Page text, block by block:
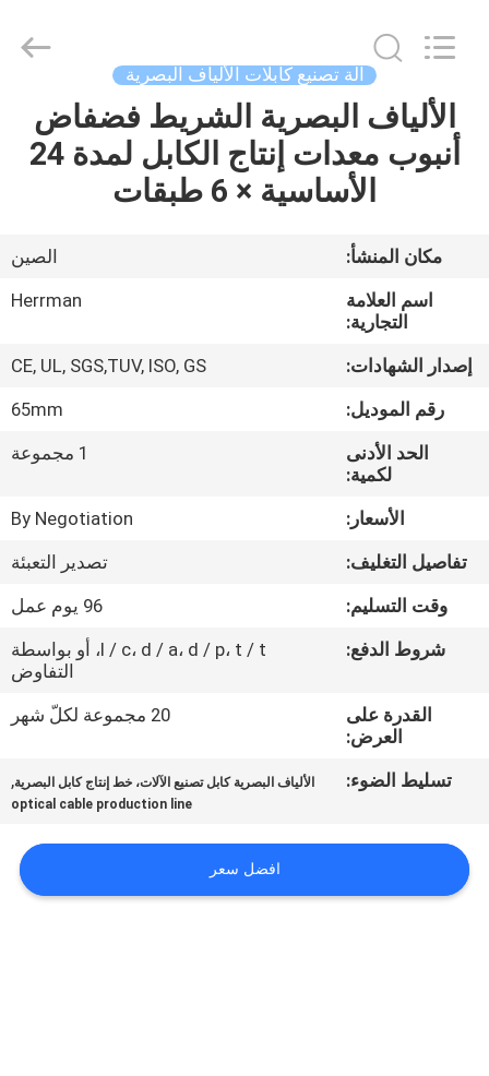
مسكن
معلومات
جولة
المعمل
مراقبة
الجودة
اتصل
أخبار
اطلب
خريطة
Machinery
Co.,ltd.
Reserved.
Developed
آلة تصنيع كابلات الألياف البصرية
الألياف البصرية الشريط فضفاض
أنبوب معدات إنتاج الكابل لمدة 24
الأساسية × 6 طبقات
مكان المنشأ:
الصين
اسم العلامة
التجارية:
Herrman
إصدار الشهادات:
CE, UL, SGS,TUV, ISO, GS
رقم الموديل:
65mm
الحد الأدنى
لكمية:
1 مجموعة
الأسعار:
By Negotiation
تفاصيل التغليف:
تصدير التعبئة
وقت التسليم:
96 يوم عمل
شروط الدفع:
l / c، d / a، d / p، t / t، أو بواسطة
التفاوض
القدرة على
العرض:
20 مجموعة لكلّ شهر
تسليط الضوء: الألياف البصرية كابل تصنيع الآلات، خط إنتاج كابل البصرية,
optical cable production line
افضل سعر